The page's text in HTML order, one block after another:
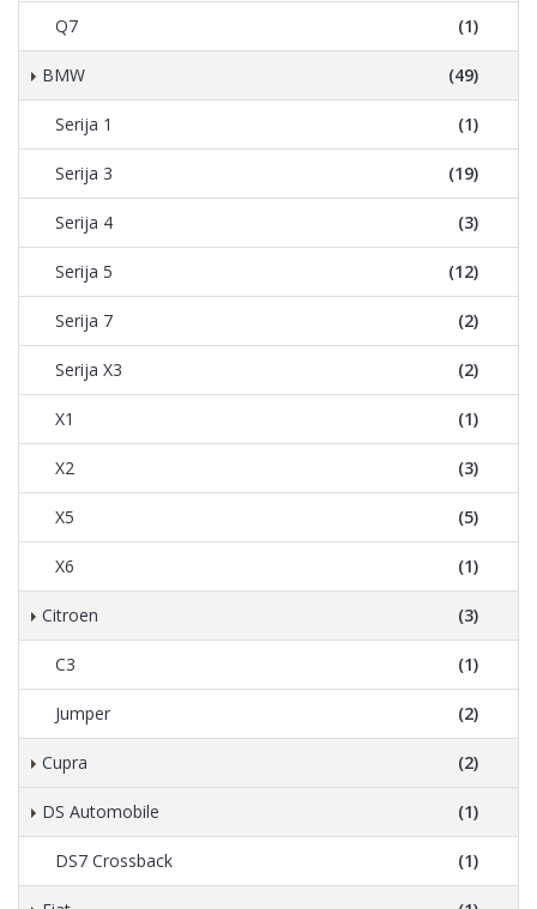
Q7 (1)
BMW (49)
Serija 1 (1)
Serija 3 (19)
Serija 4 (3)
Serija 5 (12)
Serija 7 (2)
Serija X3 (2)
X1 (1)
X2 (3)
X5 (5)
X6 (1)
Citroen (3)
C3 (1)
Jumper (2)
Cupra (2)
DS Automobile (1)
DS7 Crossback (1)